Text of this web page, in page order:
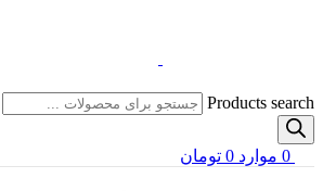
Products search
0 موارد 0 تومان